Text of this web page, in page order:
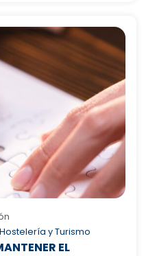
Hostelería y Turismo
EL